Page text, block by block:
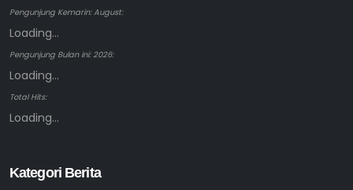
Pengunjung Kemarin: August:
Loading...
Pengunjung Bulan ini: 2026:
Loading...
Total Hits:
Loading...
Kategori Berita